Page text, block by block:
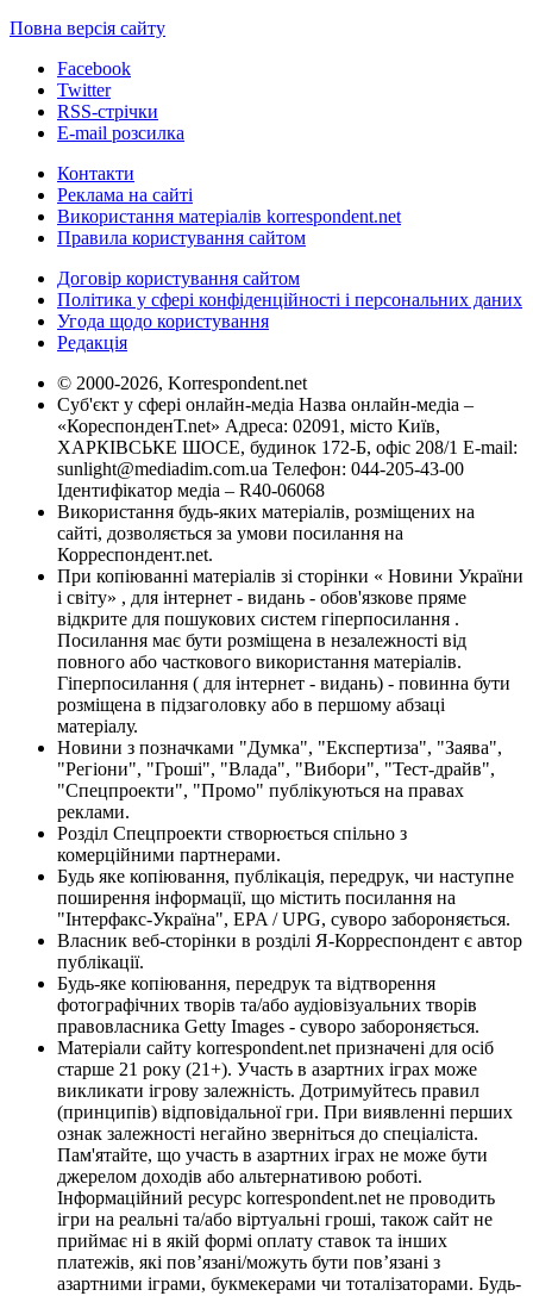
Повна версія сайту
Facebook
Twitter
RSS-стрічки
E-mail розсилка
Контакти
Реклама на сайті
Використання матеріалів korrespondent.net
Правила користування сайтом
Договір користування сайтом
Політика у сфері конфіденційності і персональних даних
Угода щодо користування
Редакція
© 2000-2026, Korrespondent.net
Суб'єкт у сфері онлайн-медіа Назва онлайн-медіа –
«КореспонденТ.net» Адреса: 02091, місто Київ,
ХАРКІВСЬКЕ ШОСЕ, будинок 172-Б, офіс 208/1 E-mail:
sunlight@mediadim.com.ua Телефон: 044-205-43-00
Ідентифікатор медіа – R40-06068
Використання будь-яких матеріалів, розміщених на
сайті, дозволяється за умови посилання на
Корреспондент.net.
При копіюванні матеріалів зі сторінки « Новини України
і світу» , для інтернет - видань - обов'язкове пряме
відкрите для пошукових систем гіперпосилання .
Посилання має бути розміщена в незалежності від
повного або часткового використання матеріалів.
Гіперпосилання ( для інтернет - видань) - повинна бути
розміщена в підзаголовку або в першому абзаці
матеріалу.
Новини з позначками "Думка", "Експертиза", "Заява",
"Регіони", "Гроші", "Влада", "Вибори", "Тест-драйв",
"Спецпроекти", "Промо" публікуються на правах
реклами.
Розділ Спецпроекти створюється спільно з
комерційними партнерами.
Будь яке копіювання, публікація, передрук, чи наступне
поширення інформації, що містить посилання на
"Інтерфакс-Україна", EPA / UPG, суворо забороняється.
Власник веб-сторінки в розділі Я-Корреспондент є автор
публікації.
Будь-яке копіювання, передрук та відтворення
фотографічних творів та/або аудіовізуальних творів
правовласника Getty Images - суворо забороняється.
Матеріали сайту korrespondent.net призначені для осіб
старше 21 року (21+). Участь в азартних іграх може
викликати ігрову залежність. Дотримуйтесь правил
(принципів) відповідальної гри. При виявленні перших
ознак залежності негайно зверніться до спеціаліста.
Пам'ятайте, що участь в азартних іграх не може бути
джерелом доходів або альтернативою роботі.
Інформаційний ресурс korrespondent.net не проводить
ігри на реальні та/або віртуальні гроші, також сайт не
приймає ні в якій формі оплату ставок та інших
платежів, які пов’язані/можуть бути пов’язані з
азартними іграми, букмекерами чи тоталізаторами. Будь-